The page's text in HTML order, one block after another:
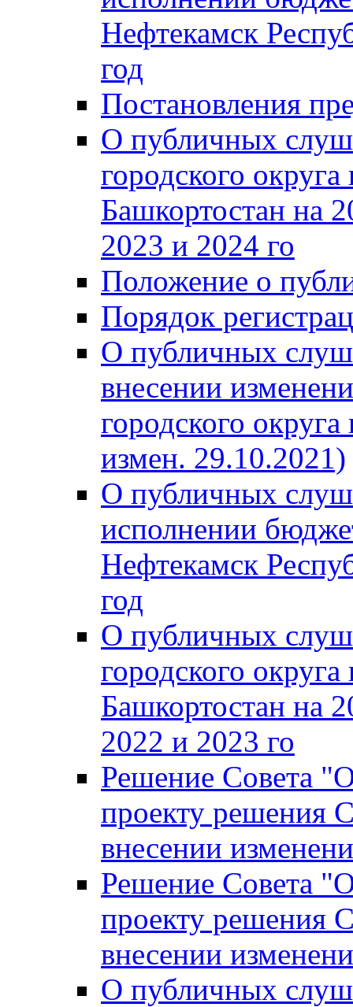
Нефтекамск
год
Постановления
О публичных
городского
Башкортостан на
2023 и 2024 го
Положение о
Порядок
О публичных
внесении
городского
измен. 29.10.2021)
О публичных
исполнении
Нефтекамск
год
О публичных
городского
Башкортостан на
2022 и 2023 го
Решение Совета
проекту решения
внесении
Решение Совета
проекту решения
внесении
О публичных